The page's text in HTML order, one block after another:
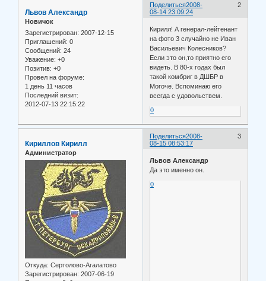
Поделиться 2
2008-
08-14 23:09:24
Львов Александр
Новичок
Зарегистрирован: 2007-12-15
Приглашений: 0
Сообщений: 24
Уважение: +0
Позитив: +0
Провел на форуме:
1 день 11 часов
Последний визит:
2012-07-13 22:15:22
Кирилл! А генерал-лейтенант
на фото 3 случайно не Иван
Васильевич Колесников?
Если это он,то приятно его
видеть. В 80-х годах был
такой комбриг в ДШБР в
Могоче. Вспоминаю его
всегда с удовольствем.
0
Поделиться 3
2008-
08-15 08:53:17
Кириллов Кирилл
Администратор
Откуда: Сертолово-Агалатово
Зарегистрирован: 2007-06-19
Львов Александр
Да это именно он.
0